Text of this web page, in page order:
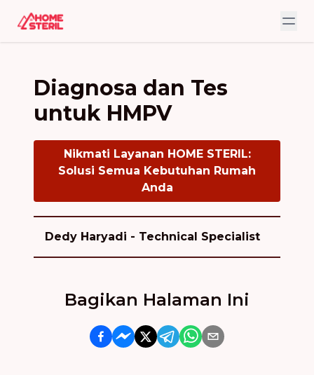
Diagnosa dan Tes
untuk HMPV
Nikmati Layanan HOME STERIL:
Solusi Semua Kebutuhan Rumah
Anda
Dedy Haryadi - Technical Specialist
Bagikan Halaman Ini